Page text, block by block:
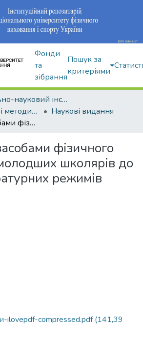
Фонди
та
зібрання
Пошук за
критеріями
Навчально-науковий інститут здоров'я, реабілітації та фізичного виховання
Кафедра теорії і методики фізичного виховання
Наукові видання
Адаптація засобами фізичного виховання молодших школярів до змін температурних режимів довкілля
фізичного
школярів до
режимів
ilovepdf-compressed.pdf(141,39